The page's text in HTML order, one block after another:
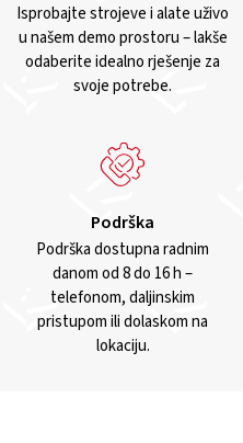
Isprobajte strojeve i alate uživo
u našem demo prostoru – lakše
odaberite idealno rješenje za
svoje potrebe.
Podrška
Podrška dostupna radnim
danom od 8 do 16 h –
telefonom, daljinskim
pristupom ili dolaskom na
lokaciju.